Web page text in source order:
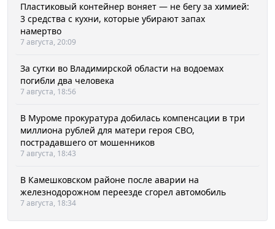
Пластиковый контейнер воняет — не бегу за химией:
3 средства с кухни, которые убирают запах
намертво
7 августа, 20:09
За сутки во Владимирской области на водоемах
погибли два человека
7 августа, 18:56
В Муроме прокуратура добилась компенсации в три
миллиона рублей для матери героя СВО,
пострадавшего от мошенников
7 августа, 18:43
В Камешковском районе после аварии на
железнодорожном переезде сгорел автомобиль
7 августа, 18:34